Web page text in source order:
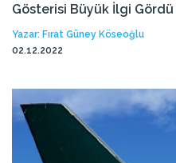
Gösterisi Büyük İlgi Gördü
Yazar: Fırat Güney Köseoğlu
02.12.2022